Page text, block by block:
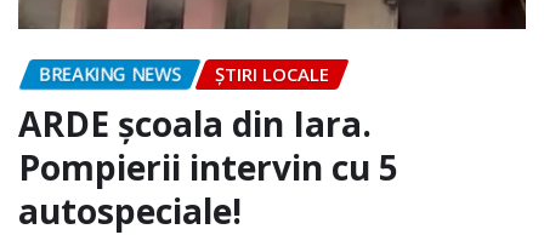
BREAKING NEWS ȘTIRI LOCALE
ARDE școala din Iara.
Pompierii intervin cu 5
autospeciale!